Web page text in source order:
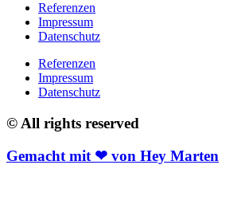
Referenzen
Impressum
Datenschutz
Referenzen
Impressum
Datenschutz
© All rights reserved
Gemacht mit ❤ von Hey Marten